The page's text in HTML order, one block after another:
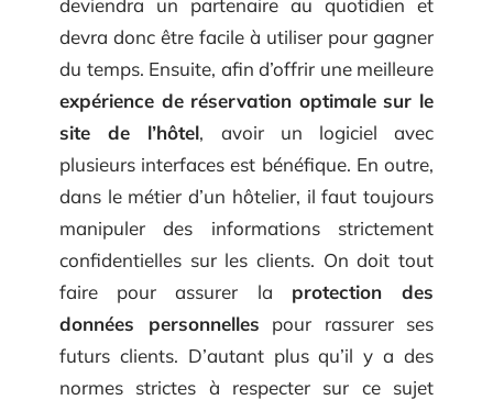
deviendra un partenaire au quotidien et
devra donc être facile à utiliser pour gagner
du temps. Ensuite, afin d’offrir une meilleure
expérience de réservation optimale sur le
site de l’hôtel, avoir un logiciel avec
plusieurs interfaces est bénéfique. En outre,
dans le métier d’un hôtelier, il faut toujours
manipuler des informations strictement
confidentielles sur les clients. On doit tout
faire pour assurer la protection des
données personnelles pour rassurer ses
futurs clients. D’autant plus qu’il y a des
normes strictes à respecter sur ce sujet